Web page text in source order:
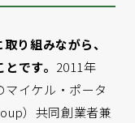
り組みながら、
です。 2011年
イケル・ポータ
）共同創業者兼